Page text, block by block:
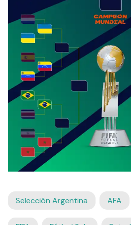
Selección Argentina AFA